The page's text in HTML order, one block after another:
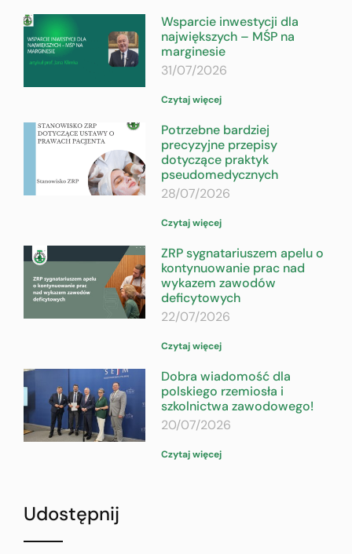
Wsparcie inwestycji dla
największych – MŚP na
marginesie
31/07/2026
Czytaj więcej
Potrzebne bardziej
precyzyjne przepisy
dotyczące praktyk
pseudomedycznych
28/07/2026
Czytaj więcej
ZRP sygnatariuszem apelu o
kontynuowanie prac nad
wykazem zawodów
deficytowych
22/07/2026
Czytaj więcej
Dobra wiadomość dla
polskiego rzemiosła i
szkolnictwa zawodowego!
20/07/2026
Czytaj więcej
Udostępnij